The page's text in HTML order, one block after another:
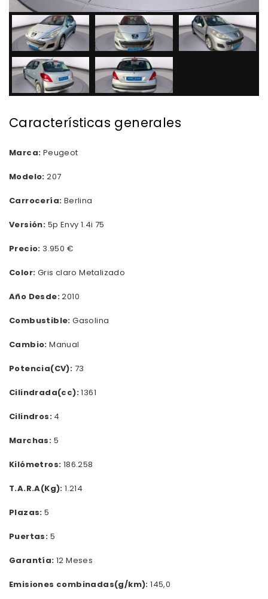
Características generales
Marca: Peugeot
Modelo: 207
Carrocería: Berlina
Versión: 5p Envy 1.4i 75
Precio: 3.950 €
Color: Gris claro Metalizado
Año Desde:2010
Combustible: Gasolina
Cambio: Manual
Potencia(CV): 73
Cilindrada(cc):1361
Cilindros: 4
Marchas: 5
Kilómetros: 186.258
T.A.R.A(Kg): 1.214
Plazas: 5
Puertas: 5
Garantía: 12 Meses
Emisiones combinadas(g/km): 145,0